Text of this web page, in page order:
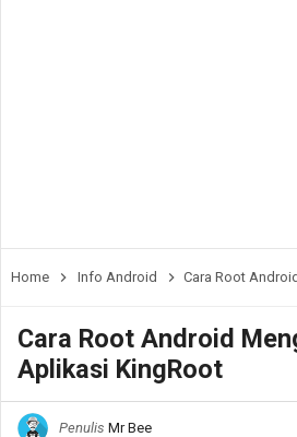
Home Info Android Cara Root Android
Cara Root Android
Aplikasi KingRoot
Penulis Mr Bee